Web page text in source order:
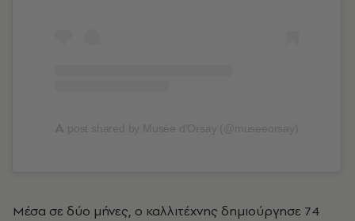
Μέσα σε δύο μήνες, ο καλλιτέχνης δημιούργησε 74